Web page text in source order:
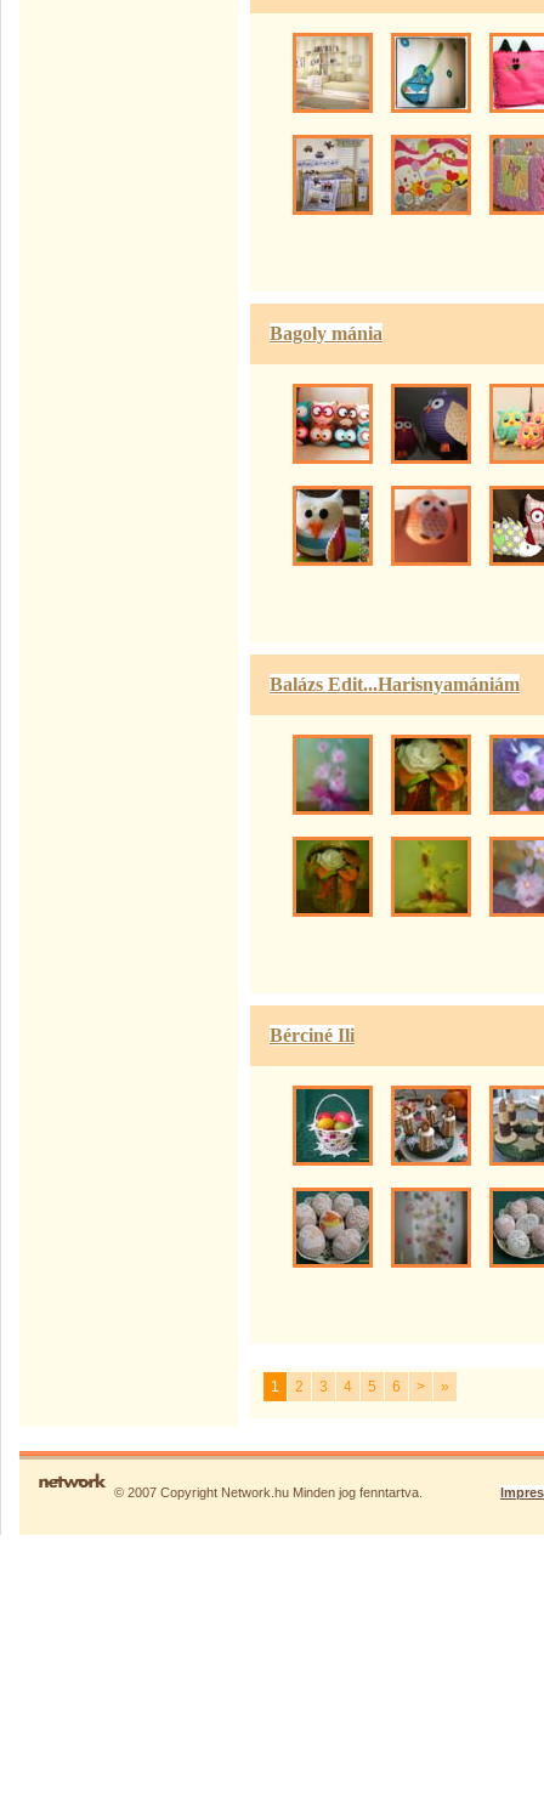
Bagoly mánia
Balázs Edit...Harisnyamániám
Bérciné Ili
1 2 3 4 5 6 > »
© 2007 Copyright Network.hu Minden jog fenntartva.